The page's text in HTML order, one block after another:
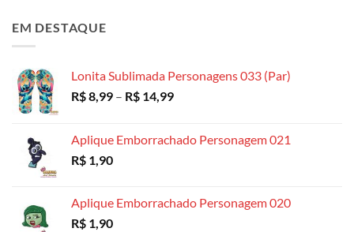
R$ 18,99
EM DESTAQUE
Lonita Sublimada Personagens 033 (Par)
R$8,99 – R$ 14,99Faixa
R$ 8,99
Aplique Emborrachado Personagem 021
R$ 1,90
Aplique Emborrachado Personagem 020
R$ 1,90